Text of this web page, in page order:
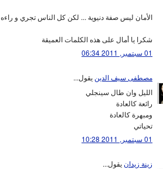
الأمان ليس صفة دنيوية ... لكن كل الناس تجري و راءه
شكرا يا أمال على هذه الكلمات العميقة
01 سبتمبر, 2011 06:34
مصطفى سيف الدين يقول...
الليل وان طال سينجلي
رائعة كالعادة
ومبهرة كالعادة
تحياتي
01 سبتمبر, 2011 10:28
زينة زيدانيقول...